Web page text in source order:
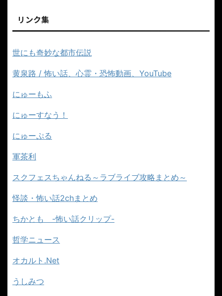
リンク集
世にも奇妙な都市伝説
黄泉路 / 怖い話、心霊・恐怖動画、YouTube
にゅーもふ
にゅーすなう！
にゅーぷる
軍茶利
スクフェスちゃんねる～ラブライブ攻略まとめ～
怪談・怖い話2chまとめ
ちかとも -怖い話クリップ-
哲学ニュース
オカルト.Net
うしみつ